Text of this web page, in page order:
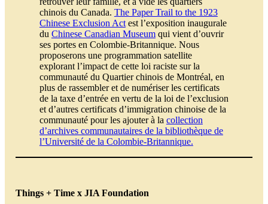
chinois du Canada. The Paper Trail to the 1923
Chinese Exclusion Actest l’exposition inaugurale
du Chinese Canadian Museumqui vient d’ouvrir
ses portes en Colombie-Britannique. Nous
proposerons une programmation satellite
explorant l’impact de cette loi raciste sur la
communauté du Quartier chinois de Montréal, en
plus de rassembler et de numériser les certificats
de la taxe d’entrée en vertu de la loi de l’exclusion
et d’autres certificats d’immigration chinoise de la
communauté pour les ajouter à la collection
d’archives communautaires de la bibliothèque de
l’Université de la Colombie-Britannique.
Things + Time x JIA Foundation